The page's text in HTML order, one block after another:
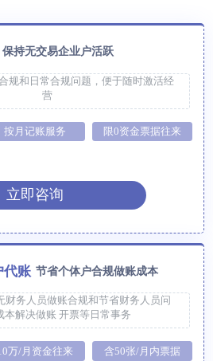
保持无交易企业户活跃
规和日常合规问题，便于随时激活经
营
按月记账服务 限0资金票据往来
立即咨询
代账 节省个体户合规做账成本
财务人员做账合规和节省财务人员问
本解决做账 开票等日常事务
万/月资金往来 含50张/月内票据